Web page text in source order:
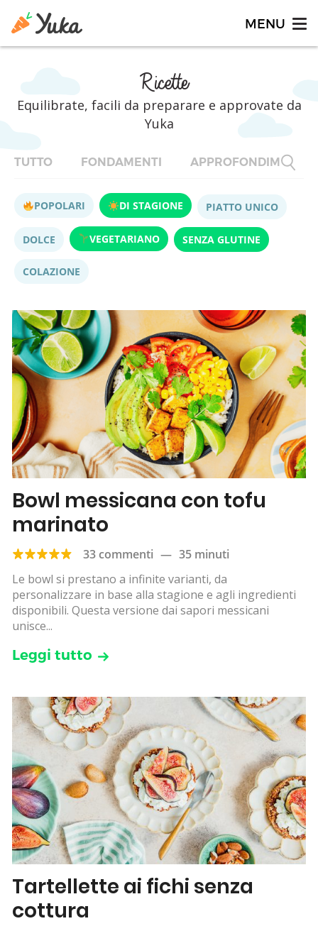
Ricette
Equilibrate, facili da preparare e approvate da
Yuka
TUTTO FONDAMENTI APPROFONDIMENTI
POPOLARI DI STAGIONE PIATTO UNICO
DOLCE VEGETARIANO SENZA GLUTINE
COLAZIONE
Bowl messicana con tofu
marinato
33 commenti — 35 minuti
Le bowl si prestano a infinite varianti, da
personalizzare in base alla stagione e agli ingredienti
disponibili. Questa versione dai sapori messicani
unisce...
Leggi tutto
Tartellette ai fichi senza
cottura